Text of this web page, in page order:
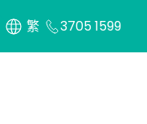
繁 3705 1599